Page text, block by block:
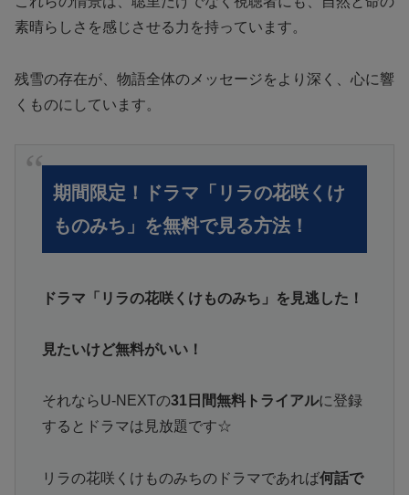
素晴らしさを感じさせる力を持っています。
残雪の存在が、物語全体のメッセージをより深く、心に響
くものにしています。
期間限定！ドラマ「リラの花咲くけ
ものみち」を無料で見る方法！
ドラマ「リラの花咲くけものみち」を見逃した！
見たいけど無料がいい！
それならU-NEXTの31日間無料トライアルに登録
するとドラマは見放題です☆
リラの花咲くけものみちのドラマであれば何話で